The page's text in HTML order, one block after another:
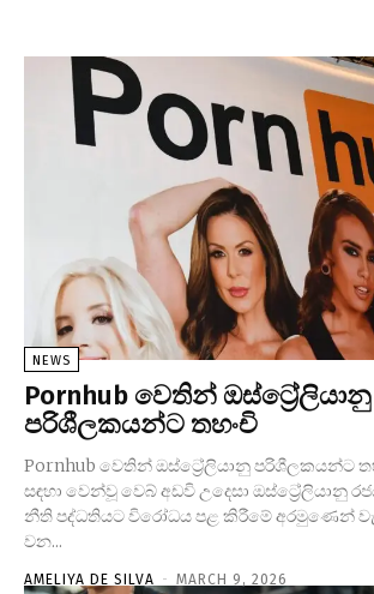
NEWS
Pornhub වෙතින් ඔස්ට්‍රේලියානු
පරිශීලකයන්ට තහංචි
Pornhub වෙතින් ඔස්ට්‍රේලියානු පරිශීලකයන්ට
සඳහා වෙන්වූ වෙබ් අඩවි උදෙසා ඔස්ට්‍රේලියානු
නීති පද්ධතියට විරෝධය පළ කිරීමේ අරමුණෙන්
වන...
AMELIYA DE SILVA - MARCH 9, 2026